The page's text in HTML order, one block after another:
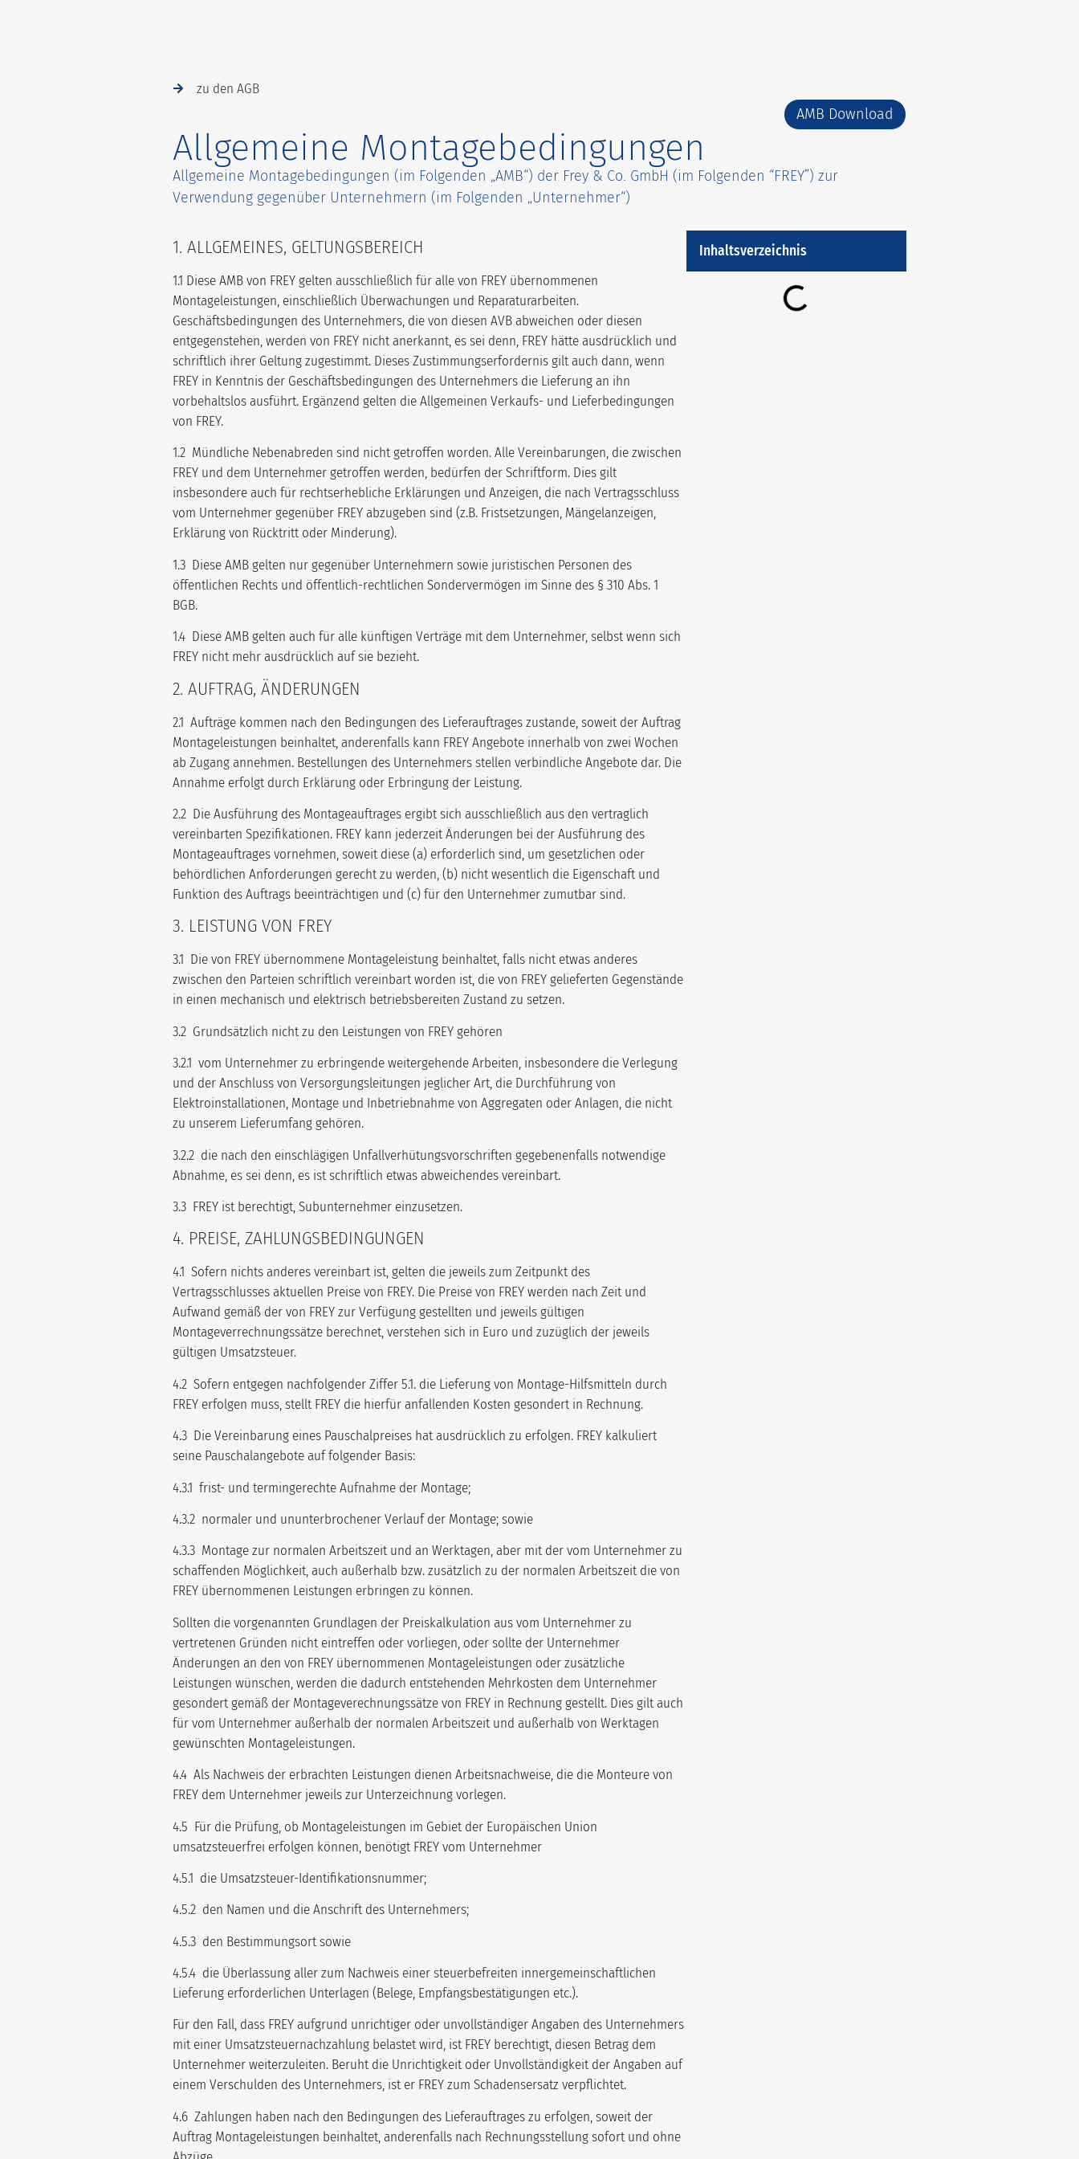
zu den AGB
AMB Download
Allgemeine Montagebedingungen
Allgemeine Montagebedingungen (im Folgenden „AMB“) der Frey & Co. GmbH (im Folgenden “FREY”) zur
Verwendung gegenüber Unternehmern (im Folgenden „Unternehmer“)
1. ALLGEMEINES, GELTUNGSBEREICH
1.1 Diese AMB von FREY gelten ausschließlich für alle von FREY übernommenen
Montageleistungen, einschließlich Überwachungen und Reparaturarbeiten.
Geschäftsbedingungen des Unternehmers, die von diesen AVB abweichen oder diesen
entgegenstehen, werden von FREY nicht anerkannt, es sei denn, FREY hätte ausdrücklich und
schriftlich ihrer Geltung zugestimmt. Dieses Zustimmungserfordernis gilt auch dann, wenn
FREY in Kenntnis der Geschäftsbedingungen des Unternehmers die Lieferung an ihn
vorbehaltslos ausführt. Ergänzend gelten die Allgemeinen Verkaufs- und Lieferbedingungen
von FREY.
1.2 Mündliche Nebenabreden sind nicht getroffen worden. Alle Vereinbarungen, die zwischen
FREY und dem Unternehmer getroffen werden, bedürfen der Schriftform. Dies gilt
insbesondere auch für rechtserhebliche Erklärungen und Anzeigen, die nach Vertragsschluss
vom Unternehmer gegenüber FREY abzugeben sind (z.B. Fristsetzungen, Mängelanzeigen,
Erklärung von Rücktritt oder Minderung).
1.3 Diese AMB gelten nur gegenüber Unternehmern sowie juristischen Personen des
öffentlichen Rechts und öffentlich-rechtlichen Sondervermögen im Sinne des § 310 Abs. 1
BGB.
1.4 Diese AMB gelten auch für alle künftigen Verträge mit dem Unternehmer, selbst wenn sich
FREY nicht mehr ausdrücklich auf sie bezieht.
2. AUFTRAG, ÄNDERUNGEN
2.1 Aufträge kommen nach den Bedingungen des Lieferauftrages zustande, soweit der Auftrag
Montageleistungen beinhaltet, anderenfalls kann FREY Angebote innerhalb von zwei Wochen
ab Zugang annehmen. Bestellungen des Unternehmers stellen verbindliche Angebote dar. Die
Annahme erfolgt durch Erklärung oder Erbringung der Leistung.
2.2 Die Ausführung des Montageauftrages ergibt sich ausschließlich aus den vertraglich
vereinbarten Spezifikationen. FREY kann jederzeit Änderungen bei der Ausführung des
Montageauftrages vornehmen, soweit diese (a) erforderlich sind, um gesetzlichen oder
behördlichen Anforderungen gerecht zu werden, (b) nicht wesentlich die Eigenschaft und
Funktion des Auftrags beeinträchtigen und (c) für den Unternehmer zumutbar sind.
3. LEISTUNG VON FREY
3.1 Die von FREY übernommene Montageleistung beinhaltet, falls nicht etwas anderes
zwischen den Parteien schriftlich vereinbart worden ist, die von FREY gelieferten Gegenstände
in einen mechanisch und elektrisch betriebsbereiten Zustand zu setzen.
3.2 Grundsätzlich nicht zu den Leistungen von FREY gehören
3.2.1 vom Unternehmer zu erbringende weitergehende Arbeiten, insbesondere die Verlegung
und der Anschluss von Versorgungsleitungen jeglicher Art, die Durchführung von
Elektroinstallationen, Montage und Inbetriebnahme von Aggregaten oder Anlagen, die nicht
zu unserem Lieferumfang gehören.
3.2.2 die nach den einschlägigen Unfallverhütungsvorschriften gegebenenfalls notwendige
Abnahme, es sei denn, es ist schriftlich etwas abweichendes vereinbart.
3.3 FREY ist berechtigt, Subunternehmer einzusetzen.
4. PREISE, ZAHLUNGSBEDINGUNGEN
4.1 Sofern nichts anderes vereinbart ist, gelten die jeweils zum Zeitpunkt des
Vertragsschlusses aktuellen Preise von FREY. Die Preise von FREY werden nach Zeit und
Aufwand gemäß der von FREY zur Verfügung gestellten und jeweils gültigen
Montageverrechnungssätze berechnet, verstehen sich in Euro und zuzüglich der jeweils
gültigen Umsatzsteuer.
4.2 Sofern entgegen nachfolgender Ziffer 5.1. die Lieferung von Montage-Hilfsmitteln durch
FREY erfolgen muss, stellt FREY die hierfür anfallenden Kosten gesondert in Rechnung.
4.3 Die Vereinbarung eines Pauschalpreises hat ausdrücklich zu erfolgen. FREY kalkuliert
seine Pauschalangebote auf folgender Basis:
4.3.1 frist- und termingerechte Aufnahme der Montage;
4.3.2 normaler und ununterbrochener Verlauf der Montage; sowie
4.3.3 Montage zur normalen Arbeitszeit und an Werktagen, aber mit der vom Unternehmer zu
schaffenden Möglichkeit, auch außerhalb bzw. zusätzlich zu der normalen Arbeitszeit die von
FREY übernommenen Leistungen erbringen zu können.
Sollten die vorgenannten Grundlagen der Preiskalkulation aus vom Unternehmer zu
vertretenen Gründen nicht eintreffen oder vorliegen, oder sollte der Unternehmer
Änderungen an den von FREY übernommenen Montageleistungen oder zusätzliche
Leistungen wünschen, werden die dadurch entstehenden Mehrkosten dem Unternehmer
gesondert gemäß der Montageverechnungssätze von FREY in Rechnung gestellt. Dies gilt auch
für vom Unternehmer außerhalb der normalen Arbeitszeit und außerhalb von Werktagen
gewünschten Montageleistungen.
4.4 Als Nachweis der erbrachten Leistungen dienen Arbeitsnachweise, die die Monteure von
FREY dem Unternehmer jeweils zur Unterzeichnung vorlegen.
4.5 Für die Prüfung, ob Montageleistungen im Gebiet der Europäischen Union
umsatzsteuerfrei erfolgen können, benötigt FREY vom Unternehmer
4.5.1 die Umsatzsteuer-Identifikationsnummer;
4.5.2 den Namen und die Anschrift des Unternehmers;
4.5.3 den Bestimmungsort sowie
4.5.4 die Überlassung aller zum Nachweis einer steuerbefreiten innergemeinschaftlichen
Lieferung erforderlichen Unterlagen (Belege, Empfangsbestätigungen etc.).
Für den Fall, dass FREY aufgrund unrichtiger oder unvollständiger Angaben des Unternehmers
mit einer Umsatzsteuernachzahlung belastet wird, ist FREY berechtigt, diesen Betrag dem
Unternehmer weiterzuleiten. Beruht die Unrichtigkeit oder Unvollständigkeit der Angaben auf
einem Verschulden des Unternehmers, ist er FREY zum Schadensersatz verpflichtet.
4.6 Zahlungen haben nach den Bedingungen des Lieferauftrages zu erfolgen, soweit der
Auftrag Montageleistungen beinhaltet, anderenfalls nach Rechnungsstellung sofort und ohne
Inhaltsverzeichnis